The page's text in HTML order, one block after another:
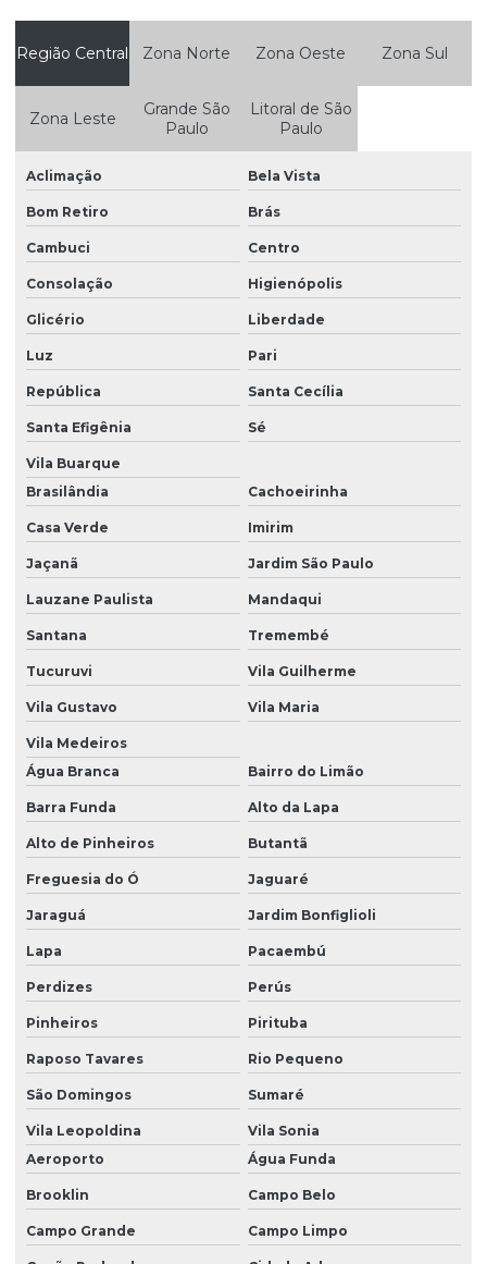
Polimento escadaria de granilite
Polimento de Mármore e Granito em São Paulo
Polimento de piso de concreto
Polimento em piso granilite
Polimento em piso de mármore
Recuperação de pisos industriais
Recuperação de pisos industriais de concreto
Reforma de pisos de concreto
Restauração de pisos de concreto
Revestimento fulget parede
Região Central Zona Norte Zona Oeste Zona Sul
Zona Leste
Grande São
Paulo
Litoral de São
Paulo
Aclimação Bela Vista
Bom Retiro Brás
Cambuci Centro
Consolação Higienópolis
Glicério Liberdade
Luz Pari
República Santa Cecília
Santa Efigênia Sé
Vila Buarque
Brasilândia
Cachoeirinha
Casa Verde Imirim
Jaçanã Jardim São Paulo
Lauzane Paulista Mandaqui
Santana Tremembé
Tucuruvi Vila Guilherme
Vila Gustavo Vila Maria
Vila Medeiros
Água Branca
Bairro do Limão
Barra Funda Alto da Lapa
Alto de Pinheiros Butantã
Freguesia do Ó Jaguaré
Jaraguá Jardim Bonfiglioli
Lapa Pacaembú
Perdizes Perús
Pinheiros Pirituba
Raposo Tavares Rio Pequeno
São Domingos Sumaré
Vila Leopoldina
Vila Sonia
Aeroporto
Água Funda
Brooklin Campo Belo
Campo Grande Campo Limpo